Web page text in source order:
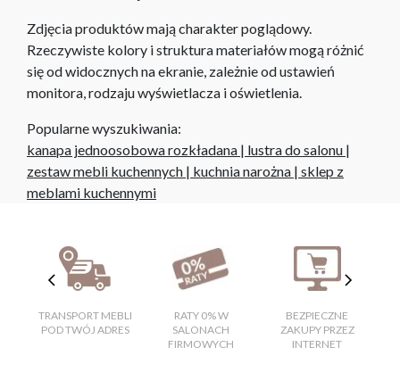
Zdjęcia produktów mają charakter poglądowy.
Rzeczywiste kolory i struktura materiałów mogą różnić
się od widocznych na ekranie, zależnie od ustawień
monitora, rodzaju wyświetlacza i oświetlenia.
Popularne wyszukiwania:
kanapa jednoosobowa rozkładana | lustra do salonu |
zestaw mebli kuchennych | kuchnia narożna | sklep z
meblami kuchennymi
TRANSPORT MEBLI
POD TWÓJ ADRES
RATY 0% W
SALONACH
FIRMOWYCH
BEZPIECZNE
ZAKUPY PRZEZ
INTERNET